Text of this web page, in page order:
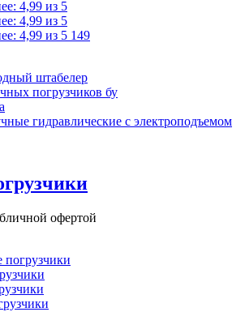
149
штабелер
погрузчиков бу
гидравлические с электроподъемом
офертой
погрузчики